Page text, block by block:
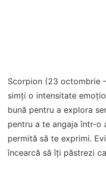
Scorpion (23 octombrie
simți o intensitate
bună pentru a explora
pentru a te angaja într-
permită să te exprimi.
încearcă să îți păstrezi